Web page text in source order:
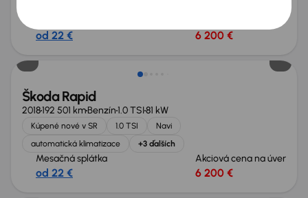
od 22 €
Akciová cena na úver
6 200 €
Škoda Rapid
2018192 501 kmBenzín1.0 TSI81 kW
Kúpené nové v SR 1.0 TSI
Navi
automatická klimatizace
+3 ďalších
Mesačná splátka
od 22 €
Akciová cena na úver
6 200 €